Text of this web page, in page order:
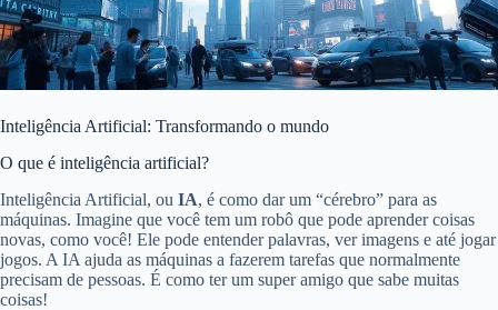
Inteligência Artificial: Transformando o mundo
O que é inteligência artificial?
Inteligência Artificial, ou IA, é como dar um “cérebro” para as
máquinas. Imagine que você tem um robô que pode aprender coisas
novas, como você! Ele pode entender palavras, ver imagens e até jogar
jogos. A IA ajuda as máquinas a fazerem tarefas que normalmente
precisam de pessoas. É como ter um super amigo que sabe muitas
coisas!